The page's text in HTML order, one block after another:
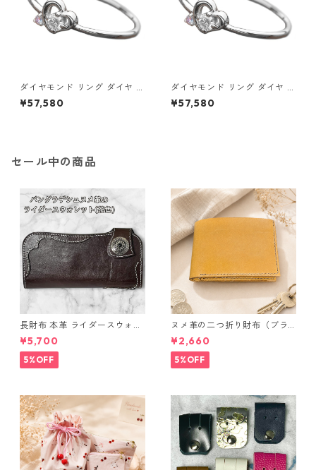
ダイヤモンド リング ダイヤ ア
イスブルーダイヤ 合計0.06ct
10.5号 プラチナ Pt950 ハート
¥57,580
ダイヤモンド リング ダイヤ ア
イスブルーダイヤ 合計0.06ct
11号 プラチナ Pt950 ハートモ
¥57,580
セール中の商品
長財布 本革 ライダースウォレ
ット 国産 ヌメ革 ブラウン バ
ングラデシュ l175 レザー 革財
布 ハンドメイド 経年変化
¥5,700
5%OFF
ヌメ革の二つ折り財布（ブラ
ウン系）
¥2,660
5%OFF